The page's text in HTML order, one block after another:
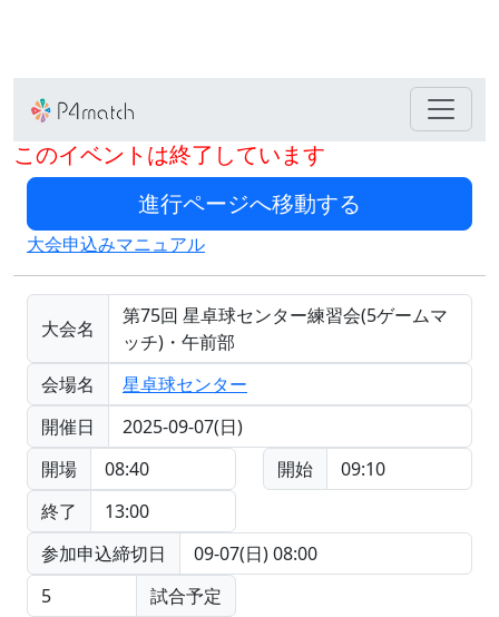
このイベントは終了しています
大会申込みマニュアル
大会名
第75回 星卓球センター練習会(5ゲームマ
ッチ)・午前部
会場名
星卓球センター
開催日
2025-09-07(日)
開場
08:40 開始
09:10
終了
13:00
参加申込締切日
09-07(日) 08:00
5
試合予定